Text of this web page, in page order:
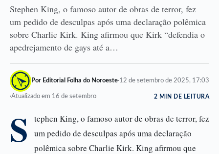
Stephen King, o famoso autor de obras de terror, fez
um pedido de desculpas após uma declaração polêmica
sobre Charlie Kirk. King afirmou que Kirk “defendia o
apedrejamento de gays até a…
Por Editorial Folha do Noroeste·12 de setembro de 2025, 17:03
·Atualizado em 16 de setembro 2 MIN DE LEITURA
S
tephen King, o famoso autor de obras de terror, fez
um pedido de desculpas após uma declaração
polêmica sobre Charlie Kirk. King afirmou que